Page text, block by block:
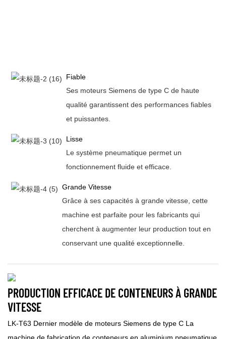
Fiable
Ses moteurs Siemens de type C de haute
qualité garantissent des performances fiables
et puissantes.
Lisse
Le système pneumatique permet un
fonctionnement fluide et efficace.
Grande Vitesse
Grâce à ses capacités à grande vitesse, cette
machine est parfaite pour les fabricants qui
cherchent à augmenter leur production tout en
conservant une qualité exceptionnelle.
PRODUCTION EFFICACE DE CONTENEURS À GRANDE
VITESSE
LK-T63 Dernier modèle de moteurs Siemens de type C La